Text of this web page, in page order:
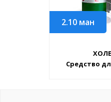
2.10 ман
Средство